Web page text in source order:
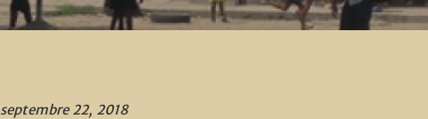
septembre 22, 2018